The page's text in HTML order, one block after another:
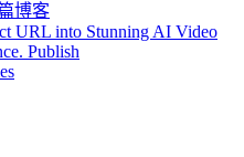
博客
URL into Stunning AI Video
Publish